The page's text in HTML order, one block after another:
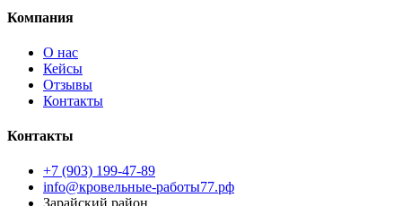
Компания
О нас
Кейсы
Отзывы
Контакты
Контакты
+7 (903) 199-47-89
info@кровельные-работы77.рф